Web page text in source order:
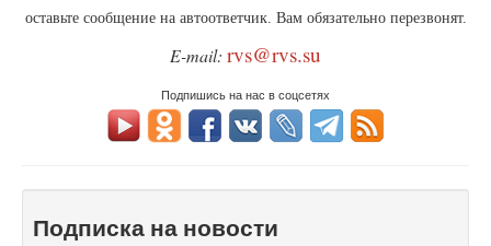
оставьте сообщение на автоответчик. Вам обязательно перезвонят.
E-mail: rvs@rvs.su
Подпишись на нас в соцсетях
Подписка на новости